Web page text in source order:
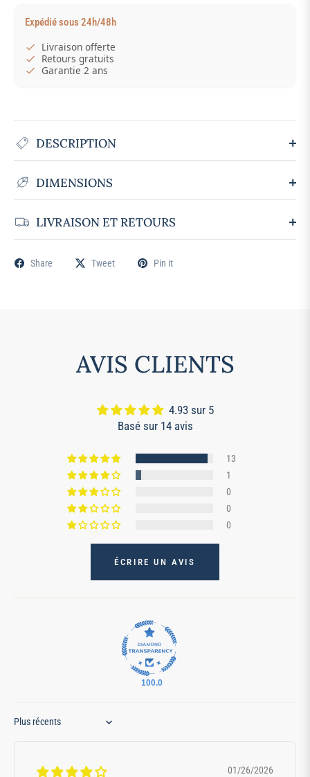
Expédié sous 24h/48h
Livraison offerte
Retours gratuits
Garantie 2 ans
DESCRIPTION
DIMENSIONS
LIVRAISON ET RETOURS
Share Tweet Pin it
AVIS CLIENTS
4.93 sur 5
Basé sur 14 avis
13
1
0
0
0
ÉCRIRE UN AVIS
100.0
Sort by
01/26/2026